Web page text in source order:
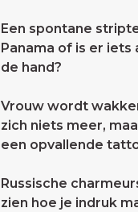
Een spontane
Panama of is er iets
de hand?
Vrouw wordt
zich niets meer,
een opvallende
Russische
zien hoe je indruk